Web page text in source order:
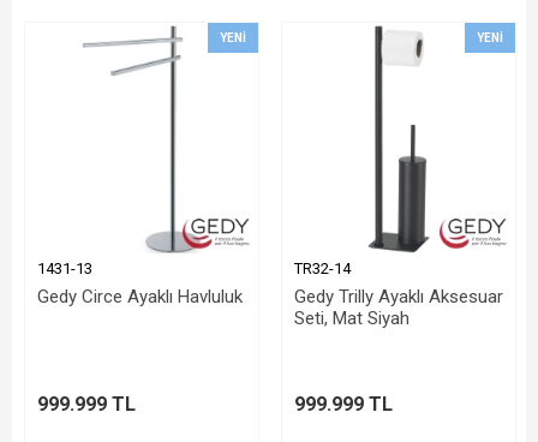
YENI
1431-13
Gedy Circe Ayaklı Havluluk
999.999 TL
YENI
TR32-14
Gedy Trilly Ayaklı Aksesuar
Seti, Mat Siyah
999.999 TL